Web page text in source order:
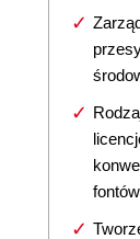
fontów